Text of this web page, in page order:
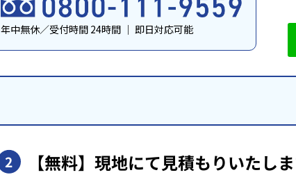
年中無休／受付時間 24時間 ｜ 即日対応可能
2 【無料】現地にて見積もりいたしま